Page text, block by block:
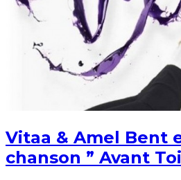
Vitaa & Amel Bent
chanson ” Avant